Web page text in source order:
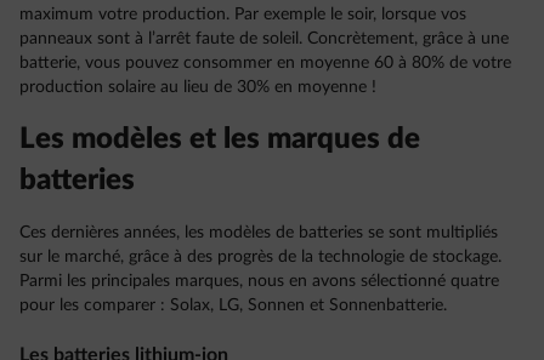
maximum votre production. Par exemple le soir, lorsque vos
panneaux sont à l’arrêt faute de soleil. Concrètement, grâce à une
batterie, vous pouvez consommer en moyenne 60 à 80% de votre
production solaire au lieu de 30% en moyenne !
Les modèles et les marques de
batteries
Ces dernières années, les modèles de batteries se sont multipliés
sur le marché, grâce à des progrès de la technologie de stockage.
Parmi les principales marques, nous en avons sélectionné quatre
pour les comparer : Solax, LG, Sonnen et Sonnenbatterie.
Les batteries lithium-ion